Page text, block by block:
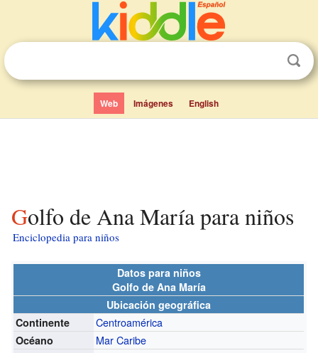
Web Imágenes English
Golfo de Ana María para niños
Enciclopedia para niños
Datos para niños
Golfo de Ana María
Ubicación geográfica
Continente
Centroamérica
Océano Mar Caribe